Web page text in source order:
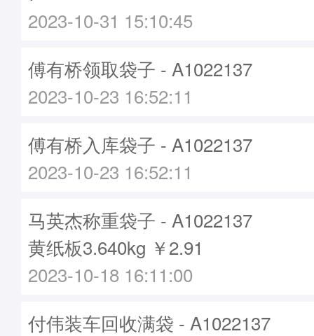
2023-10-31 15:10:45
傅有桥领取袋子 - A1022137
2023-10-23 16:52:11
傅有桥入库袋子 - A1022137
2023-10-23 16:52:11
马英杰称重袋子 - A1022137
黄纸板3.640kg ￥2.91
2023-10-18 16:11:00
付伟装车回收满袋 - A1022137